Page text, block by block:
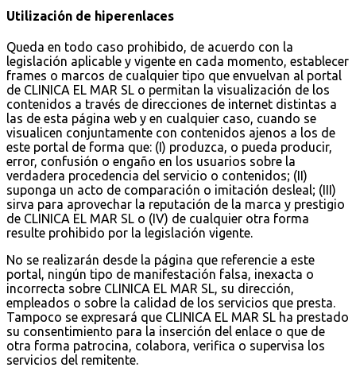
Utilización de hiperenlaces
Queda en todo caso prohibido, de acuerdo con la
legislación aplicable y vigente en cada momento, establecer
frames o marcos de cualquier tipo que envuelvan al portal
de CLINICA EL MAR SL o permitan la visualización de los
contenidos a través de direcciones de internet distintas a
las de esta página web y en cualquier caso, cuando se
visualicen conjuntamente con contenidos ajenos a los de
este portal de forma que: (I) produzca, o pueda producir,
error, confusión o engaño en los usuarios sobre la
verdadera procedencia del servicio o contenidos; (II)
suponga un acto de comparación o imitación desleal; (III)
sirva para aprovechar la reputación de la marca y prestigio
de CLINICA EL MAR SL o (IV) de cualquier otra forma
resulte prohibido por la legislación vigente.
No se realizarán desde la página que referencie a este
portal, ningún tipo de manifestación falsa, inexacta o
incorrecta sobre CLINICA EL MAR SL, su dirección,
empleados o sobre la calidad de los servicios que presta.
Tampoco se expresará que CLINICA EL MAR SL ha prestado
su consentimiento para la inserción del enlace o que de
otra forma patrocina, colabora, verifica o supervisa los
servicios del remitente.